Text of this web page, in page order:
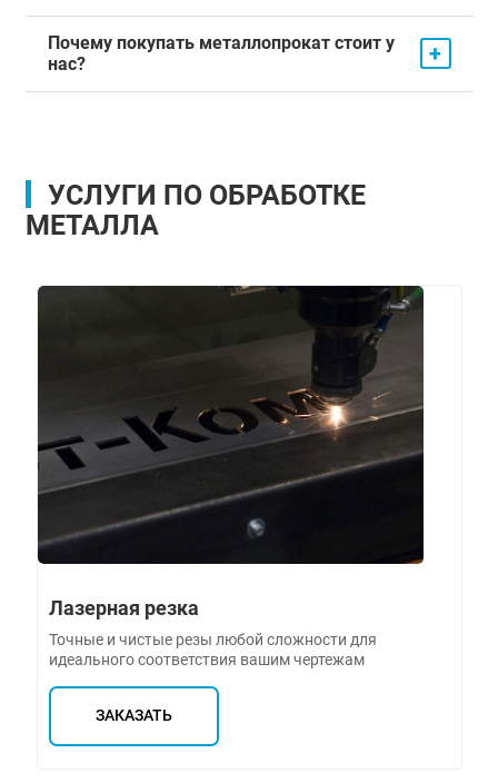
Почему покупать металлопрокат стоит у
нас?
+
УСЛУГИ ПО ОБРАБОТКЕ
МЕТАЛЛА
Лазерная резка
Точные и чистые резы любой сложности для
идеального соответствия вашим чертежам
ЗАКАЗАТЬ